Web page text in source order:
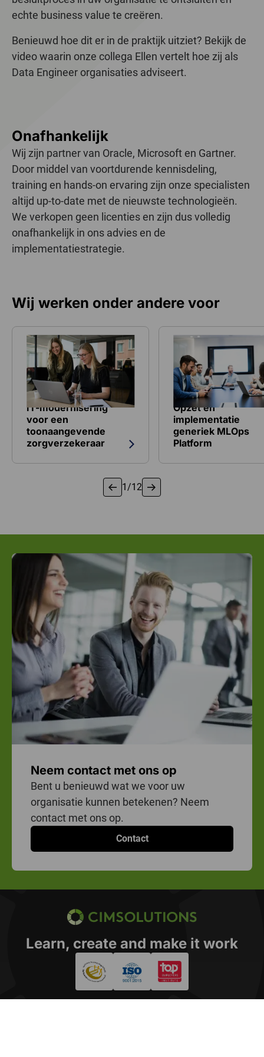
echte business value te creëren.
Benieuwd hoe dit er in de praktijk uitziet? Bekijk de
video waarin onze collega Ellen vertelt hoe zij als
Data Engineer organisaties adviseert.
Onafhankelijk
Wij zijn partner van Oracle, Microsoft en Gartner.
Door middel van voortdurende kennisdeling,
training en hands-on ervaring zijn onze specialisten
altijd up-to-date met de nieuwste technologieën.
We verkopen geen licenties en zijn dus volledig
onafhankelijk in ons advies en de
implementatiestrategie.
Wij werken onder andere voor
IT-modernisering
voor een
toonaangevende
zorgverzekeraar
Bekijk referentie over IT-modernisering voor een
Opzet en
implementatie
generiek MLOps
Platform
Bekijk referentie
1 van 19
1 /12
Neem contact met ons op
Bent u benieuwd wat we voor uw
organisatie kunnen betekenen? Neem
contact met ons op.
Contact
Learn, create and make it work